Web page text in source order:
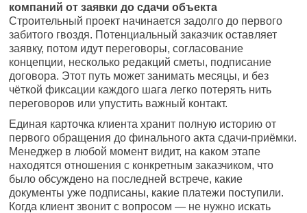
компаний от заявки до сдачи объекта
Строительный проект начинается задолго до первого
забитого гвоздя. Потенциальный заказчик оставляет
заявку, потом идут переговоры, согласование
концепции, несколько редакций сметы, подписание
договора. Этот путь может занимать месяцы, и без
чёткой фиксации каждого шага легко потерять нить
переговоров или упустить важный контакт.
Единая карточка клиента хранит полную историю от
первого обращения до финального акта сдачи-приёмки.
Менеджер в любой момент видит, на каком этапе
находятся отношения с конкретным заказчиком, что
было обсуждено на последней встрече, какие
документы уже подписаны, какие платежи поступили.
Когда клиент звонит с вопросом — не нужно искать